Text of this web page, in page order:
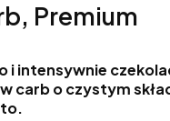
Premium
i intensywnie
carb o czystym